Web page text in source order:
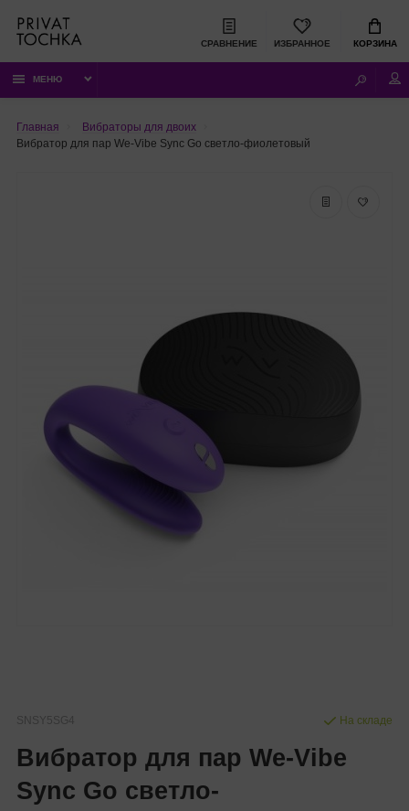
СРАВНЕНИЕ ИЗБРАННОЕ КОРЗИНА
МЕНЮ
Главная
Вибраторы для двоих
Вибратор для пар We-Vibe Sync Go светло-фиолетовый
SNSY5SG4
Вибратор для пар We-Vibe
Sync Go светло-
На складе